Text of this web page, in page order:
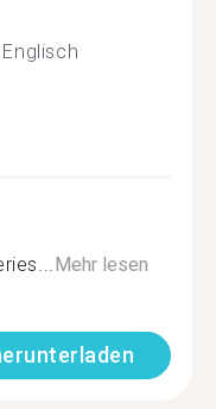
Englisch
Mehr lesen